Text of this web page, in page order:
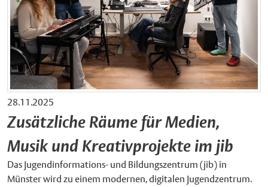
28.11.2025
Zusätzliche Räume für Medien,
Musik und Kreativprojekte im jib
Das Jugendinformations- und Bildungszentrum (jib) in
Münster wird zu einem modernen, digitalen Jugendzentrum.